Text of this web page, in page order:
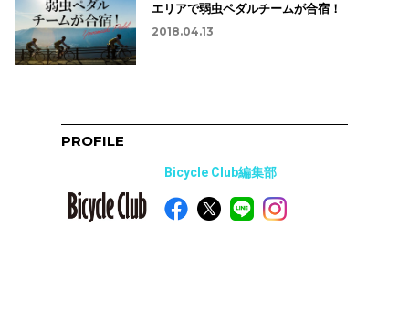
エリアで弱虫ペダルチームが合宿！
2018.04.13
PROFILE
Bicycle Club編集部